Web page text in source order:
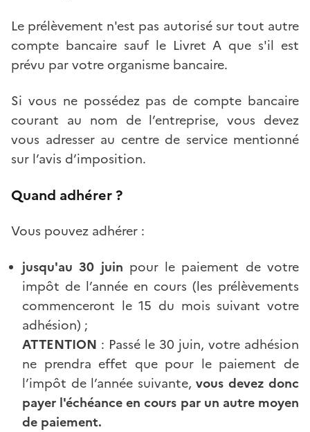
Le prélèvement n'est pas autorisé sur tout autre
compte bancaire sauf le Livret A que s'il est
prévu par votre organisme bancaire.
Si vous ne possédez pas de compte bancaire
courant au nom de l’entreprise, vous devez
vous adresser au centre de service mentionné
sur l’avis d’imposition.
Quand adhérer ?
Vous pouvez adhérer :
jusqu'au 30 juin pour le paiement de votre
impôt de l’année en cours (les prélèvements
commenceront le 15 du mois suivant votre
adhésion) ;
ATTENTION : Passé le 30 juin, votre adhésion
ne prendra effet que pour le paiement de
l’impôt de l’année suivante, vous devez donc
payer l'échéance en cours par un autre moyen
de paiement.